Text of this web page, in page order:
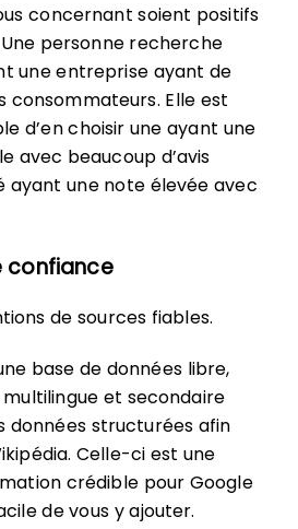
concernant soient positifs
personne recherche
une entreprise ayant de
consommateurs. Elle est
d’en choisir une ayant une
avec beaucoup d’avis
ayant une note élevée avec
confiance
de sources fiables.
base de données libre,
et secondaire
données structurées afin
Celle-ci est une
crédible pour Google
de vous y ajouter.